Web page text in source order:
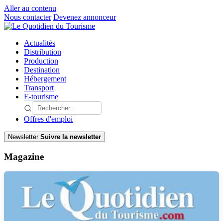
Aller au contenu
Nous contacter Devenez annonceur
Actualités
Distribution
Production
Destination
Hébergement
Transport
E-tourisme
Offres d'emploi
Newsletter Suivre la newsletter
Magazine